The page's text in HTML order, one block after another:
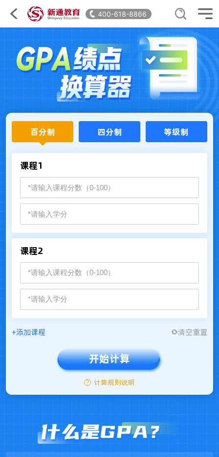
400-618-8866
百分制 四分制 等级制
课程1
课程2
+添加课程 清空重置
开始计算
? 计算规则说明